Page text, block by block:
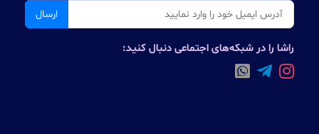
ارسال
راشا را در شبکه‌های اجتماعی دنبال کنید: